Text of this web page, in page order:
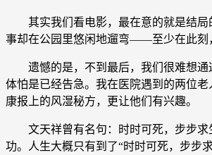
其实我们看电影，最在意的就是结局
事却在公园里悠闲地遛弯——至少在此刻
遗憾的是，不到最后，我们很难想通
体怕是已经告急。我在医院遇到的两位
康报上的风湿秘方，更让他们有兴趣。
文天祥曾有名句：时时可死，步步求
功。人生大概只有到了“时时可死，步步